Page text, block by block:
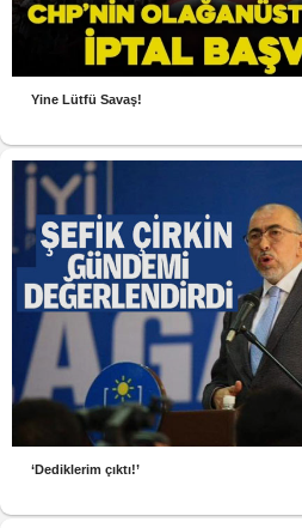
Yine Lütfü Savaş!
‘Dediklerim çıktı!’